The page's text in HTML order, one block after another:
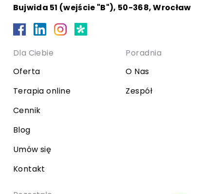
Bujwida 51 (wejście "B"), 50-368, Wrocław
Dla Ciebie
Oferta
Terapia online
Cennik
Blog
Umów się
Kontakt
Poradnia
O Nas
Zespół